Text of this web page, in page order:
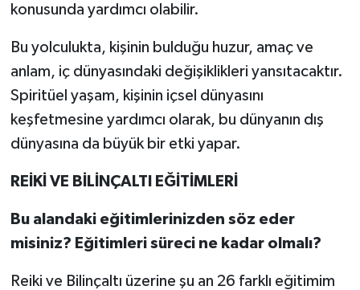
konusunda yardımcı olabilir.
Bu yolculukta, kişinin bulduğu huzur, amaç ve
anlam, iç dünyasındaki değişiklikleri yansıtacaktır.
Spiritüel yaşam, kişinin içsel dünyasını
keşfetmesine yardımcı olarak, bu dünyanın dış
dünyasına da büyük bir etki yapar.
REİKİ VE BİLİNÇALTI EĞİTİMLERİ
Bu alandaki eğitimlerinizden söz eder
misiniz? Eğitimleri süreci ne kadar olmalı?
Reiki ve Bilinçaltı üzerine şu an 26 farklı eğitimim